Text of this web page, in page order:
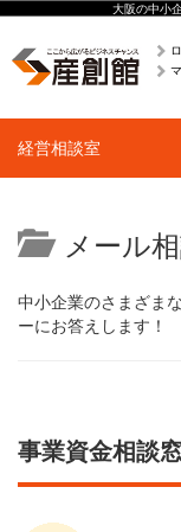
大阪の中小
経営相談室
メール
中小企業のさまざま
ーにお答えします！
事業資金相談